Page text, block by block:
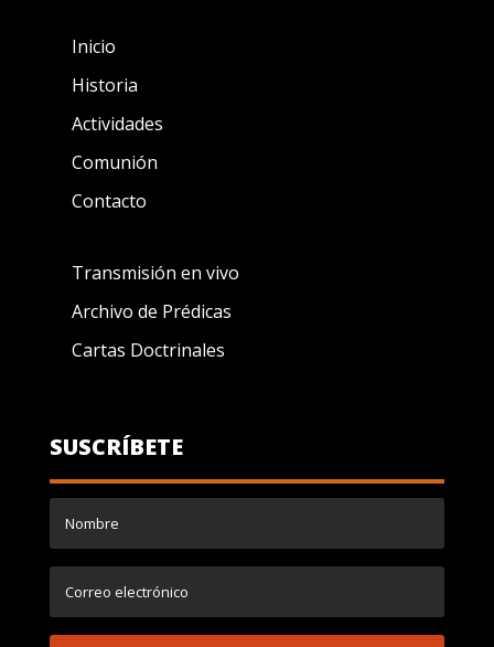
Inicio
Historia
Actividades
Comunión
Contacto
Transmisión en vivo
Archivo de Prédicas
Cartas Doctrinales
SUSCRÍBETE